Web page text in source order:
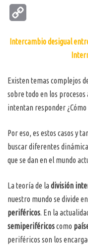
Intercambio desigual
Existen temas complejos
sobre todo en los procesos
intentan responder
Por eso, es estos casos y
buscar diferentes
que se dan en el mundo
La teoría de ladivisión
nuestro mundo se divide
periféricos. En la
semiperiféricoscomo
periféricos son los